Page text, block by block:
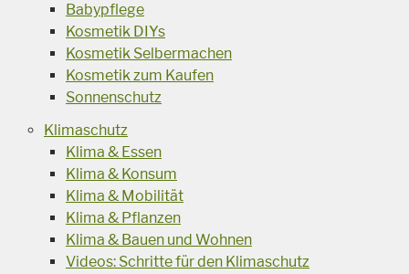
Babypflege
Kosmetik DIYs
Kosmetik Selbermachen
Kosmetik zum Kaufen
Sonnenschutz
Klimaschutz
Klima & Essen
Klima & Konsum
Klima & Mobilität
Klima & Pflanzen
Klima & Bauen und Wohnen
Videos: Schritte für den Klimaschutz